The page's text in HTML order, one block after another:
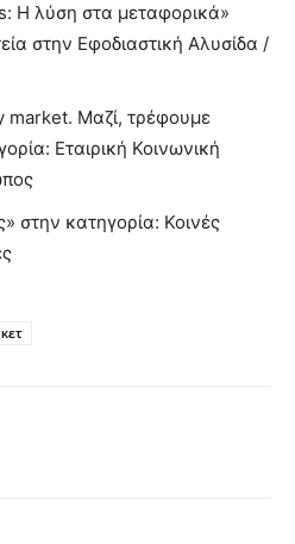
Η λύση στα μεταφορικά»
στην Εφοδιαστική Αλυσίδα /
Μαζί, τρέφουμε
Εταιρική Κοινωνική
στην κατηγορία: Κοινές